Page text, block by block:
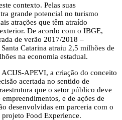
contexto. Pelas suas
grande potencial no turismo
atrações que têm atraído
De acordo com o IBGE,
de verão 2017/2018 –
Catarina atraiu 2,5 milhões de
na economia estadual.
APEVI, a criação do conceito
acertada no sentido de
que o setor público deve
e de ações de
desenvolvidas em parceria com o
Food Experience.